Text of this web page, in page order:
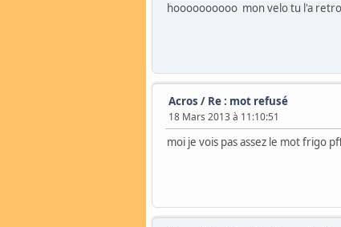
hoooooooooo mon velo tu l'a
Acros / Re : mot refusé
18 Mars 2013 à 11:10:51
moi je vois pas assez le mot frigo